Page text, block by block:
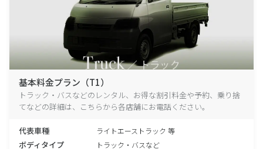
基本料金プラン（T1）
トラック・バスなどのレンタル、お得な割引料金や予約、乗り捨
てなどの詳細は、こちらから各店舗にお電話ください。
代表車種 ライトエーストラック 等
ボディタイプ トラック・バスなど